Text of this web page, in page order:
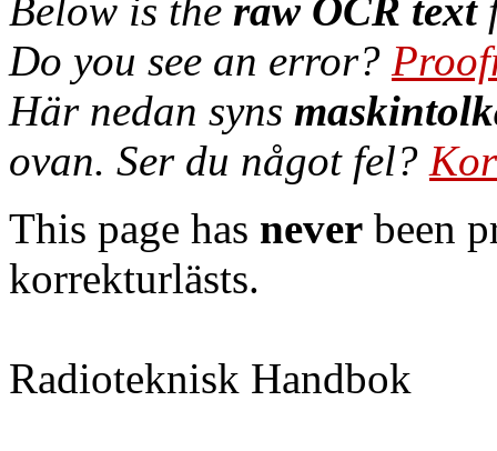
Below is the raw OCR text
Do you see an error?
Här nedan syns
ovan. Ser du något fel?
This page has never been
korrekturlästs.
Radioteknisk Handbok